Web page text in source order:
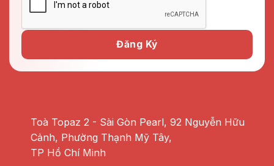
Toà Topaz 2 - Sài Gòn Pearl, 92 Nguyễn Hữu
Cảnh, Phường Thạnh Mỹ Tây,
TP Hồ Chí Minh